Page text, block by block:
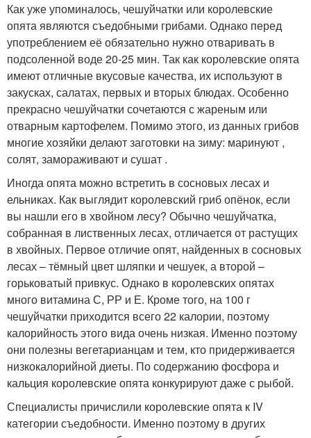
Как уже упоминалось, чешуйчатки или королевские
опята являются съедобными грибами. Однако перед
употреблением её обязательно нужно отваривать в
подсоленной воде 20-25 мин. Так как королевские опята
имеют отличные вкусовые качества, их используют в
закусках, салатах, первых и вторых блюдах. Особенно
прекрасно чешуйчатки сочетаются с жареным или
отварным картофелем. Помимо этого, из данных грибов
многие хозяйки делают заготовки на зиму: маринуют ,
солят, замораживают и сушат .
Иногда опята можно встретить в сосновых лесах и
ельниках. Как выглядит королевский гриб опёнок, если
вы нашли его в хвойном лесу? Обычно чешуйчатка,
собранная в лиственных лесах, отличается от растущих
в хвойных. Первое отличие опят, найденных в сосновых
лесах – тёмный цвет шляпки и чешуек, а второй –
горьковатый привкус. Однако в королевских опятах
много витамина С, РР и Е. Кроме того, на 100 г
чешуйчатки приходится всего 22 калории, поэтому
калорийность этого вида очень низкая. Именно поэтому
они полезны вегетарианцам и тем, кто придерживается
низкокалорийной диеты. По содержанию фосфора и
кальция королевские опята конкурируют даже с рыбой.
Специалисты причислили королевские опята к IV
категории съедобности. Именно поэтому в других